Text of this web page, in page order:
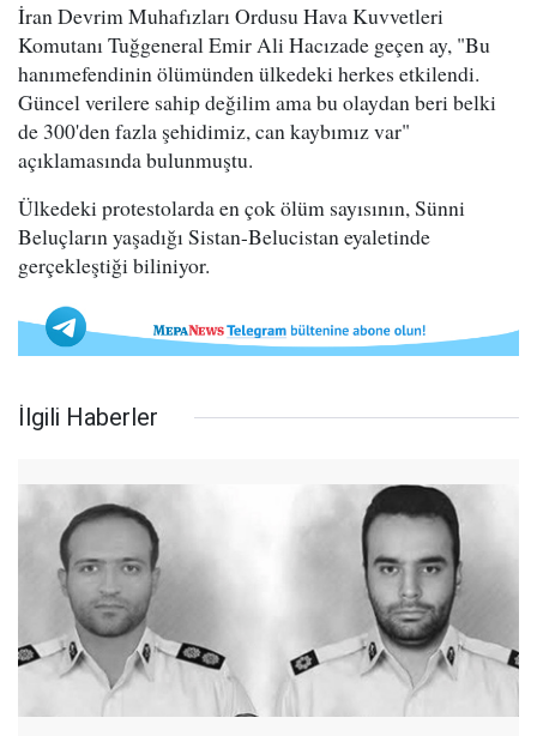
İran Devrim Muhafızları Ordusu Hava Kuvvetleri
Komutanı Tuğgeneral Emir Ali Hacızade geçen ay, "Bu
hanımefendinin ölümünden ülkedeki herkes etkilendi.
Güncel verilere sahip değilim ama bu olaydan beri belki
de 300'den fazla şehidimiz, can kaybımız var"
açıklamasında bulunmuştu.
Ülkedeki protestolarda en çok ölüm sayısının, Sünni
Beluçların yaşadığı Sistan-Belucistan eyaletinde
gerçekleştiği biliniyor.
İlgili Haberler